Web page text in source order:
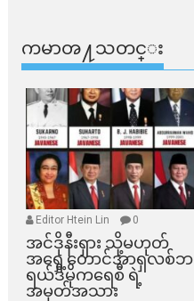
ကမာၻ႔သတင္း
Editor Htein Lin 0
အင်ဒိုနီးရှား သို့မဟုတ်
အရှေ့တောင်အာရှလစ်ဘ
ရယ်ဒီမိုကရေစီ ရဲ့
အမှတ်အသား